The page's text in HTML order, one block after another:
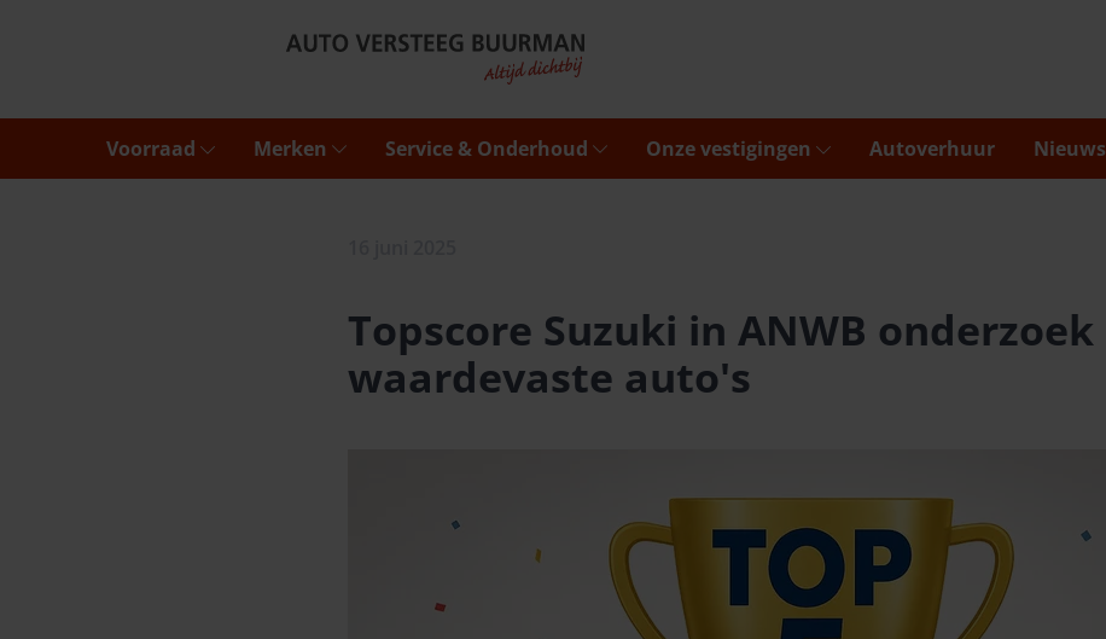
Voorraad Merken Service & Onderhoud Onze vestigingen Autoverhuur Nieuws
Topscore Suzuki in ANWB onderzoek
waardevaste auto's